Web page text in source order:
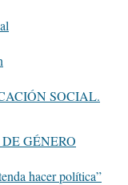
SOCIAL.
GÉNERO
hacer política”